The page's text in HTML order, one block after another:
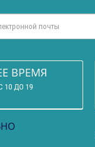
ВРЕМЯ
10 ДО 19